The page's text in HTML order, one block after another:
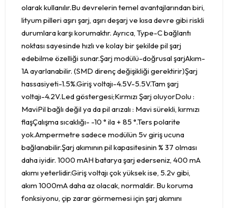
olarak kullanılır.Bu devrelerin temel avantajlarından biri,
lityum pilleri aşırı şarj, aşırı deşarj ve kısa devre gibi riskli
durumlara karşı korumaktır. Ayrıca, Type-C bağlantı
noktası sayesinde hızlı ve kolay bir şekilde pil şarj
edebilme özelliği sunar.Şarj modülü-doğrusal şarjAkım-
1A ayarlanabilir. (SMD direnç değişikliği gerektirir)Şarj
hassasiyeti-1.5%.Giriş voltajı-4.5V-5.5V.Tam şarj
voltajı-4.2V.Led göstergesi;Kırmızı Şarj oluyorDolu :
MaviPil bağlı değil ya da pil arızalı : Mavi sürekli, kırmızı
flaşÇalışma sıcaklığı- -10 ° ila + 85 °.Ters polarite
yok.Ampermetre sadece modülün 5v giriş ucuna
bağlanabilir.Şarj akımının pil kapasitesinin % 37 olması
daha iyidir. 1000 mAH batarya şarj ederseniz, 400 mA
akımı yeterlidir.Giriş voltajı çok yüksek ise, 5.2v gibi,
akım 1000mA daha az olacak, normaldir. Bu koruma
fonksiyonu, çip zarar görmemesi için şarj akımını